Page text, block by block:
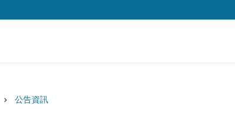
公告資訊